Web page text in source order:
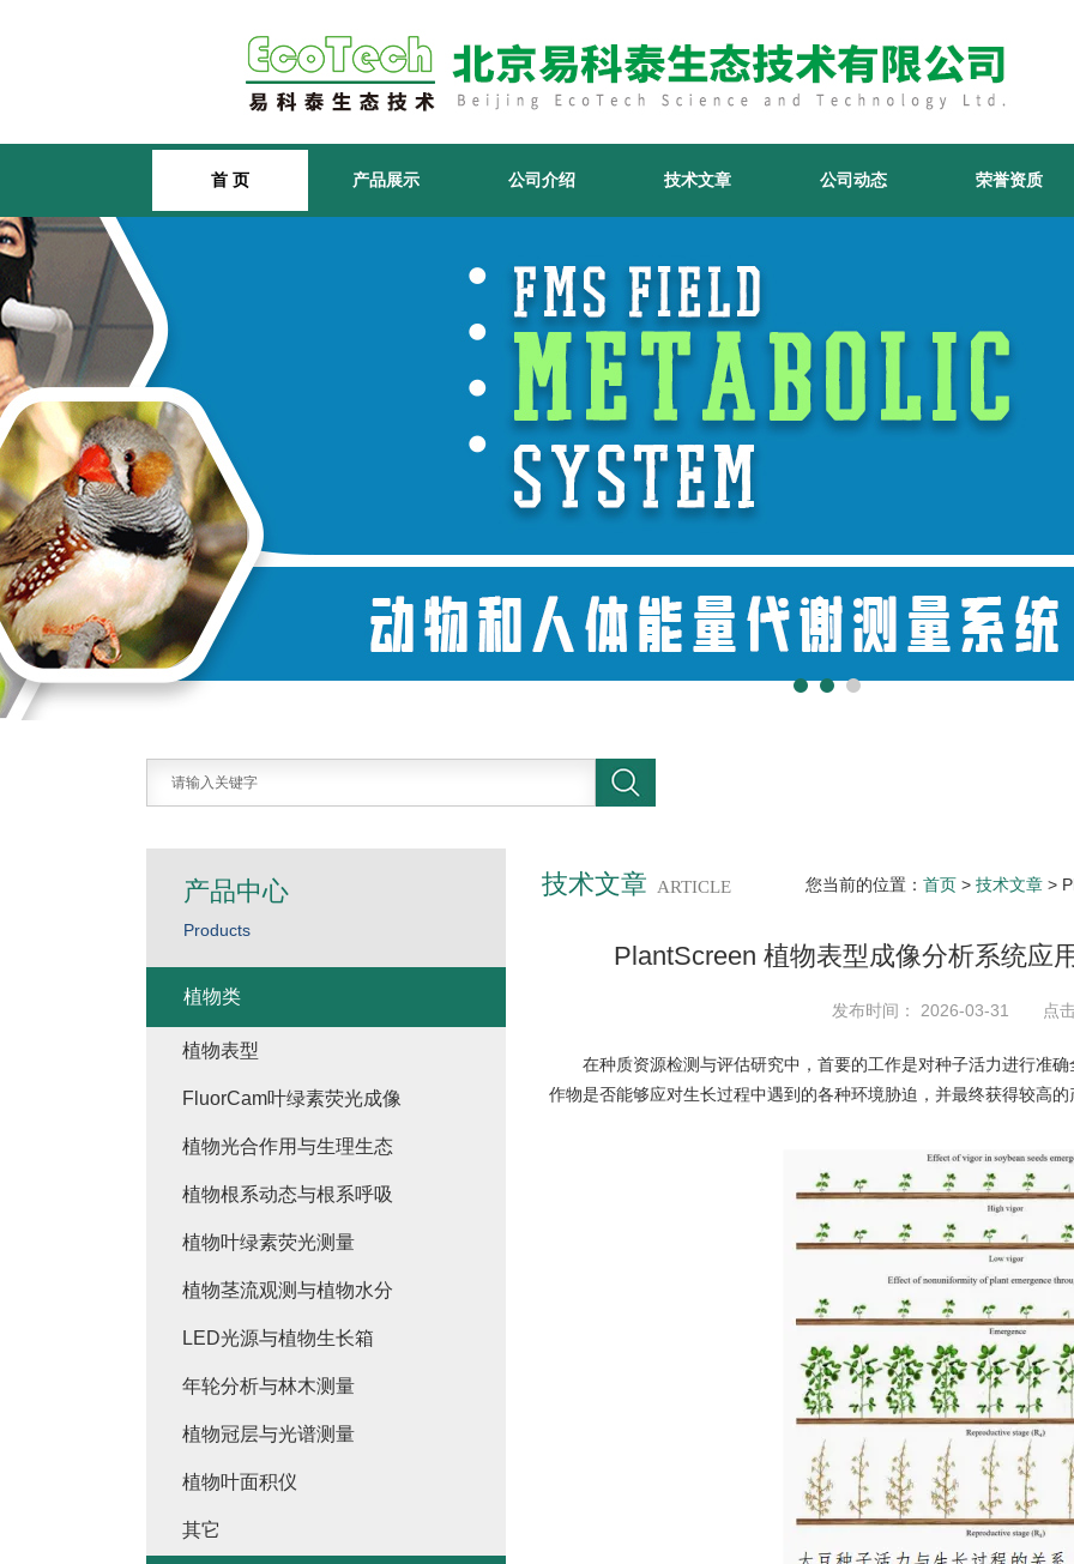
首 页 产品展示 公司介绍 技术文章 公司动态 荣誉资质
技术文章 ARTICLE 您当前的位置： 首页 > 技术文章 >
通量表型检测
PlantScreen 植物表型成像分析系统应
发布时间： 2026-03-31 点击
在种质资源检测与评估研究中，首要的工作是对种子活力进行准
作物是否能够应对生长过程中遇到的各种环境胁迫，并最终获得较高的
产品中心
Products
植物类
植物表型
FluorCam叶绿素荧光成像
植物光合作用与生理生态
植物根系动态与根系呼吸
植物叶绿素荧光测量
植物茎流观测与植物水分
LED光源与植物生长箱
年轮分析与林木测量
植物冠层与光谱测量
植物叶面积仪
其它